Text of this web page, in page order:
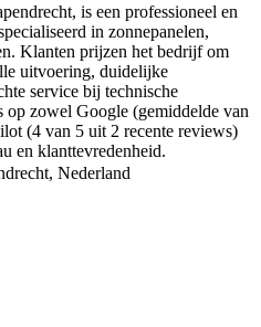
is een professioneel en
in zonnepanelen,
Klanten prijzen het bedrijf om
uitvoering, duidelijke
service bij technische
zowel Google (gemiddelde van
(4 van 5 uit 2 recente reviews)
en klanttevredenheid.
Nederland